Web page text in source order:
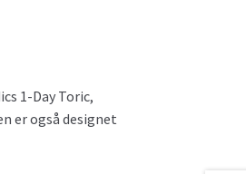
1-Day Toric,
er også designet